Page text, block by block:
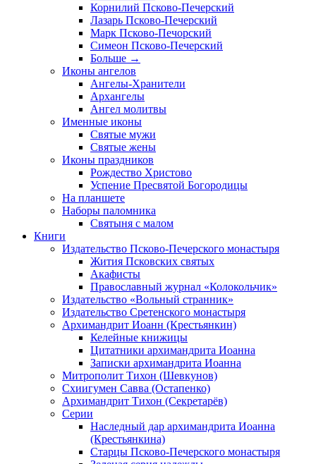
Корнилий Псково-Печерский
Лазарь Псково-Печерский
Марк Псково-Печорский
Симеон Псково-Печерский
Больше →
Иконы ангелов
Ангелы-Хранители
Архангелы
Ангел молитвы
Именные иконы
Святые мужи
Святые жены
Иконы праздников
Рождество Христово
Успение Пресвятой Богородицы
На планшете
Наборы паломника
Святыня с малом
Книги
Издательство Псково-Печерского монастыря
Жития Псковских святых
Акафисты
Православный журнал «Колокольчик»
Издательство «Вольный странник»
Издательство Сретенского монастыря
Архимандрит Иоанн (Крестьянкин)
Келейные книжицы
Цитатники архимандрита Иоанна
Записки архимандрита Иоанна
Митрополит Тихон (Шевкунов)
Схиигумен Савва (Остапенко)
Архимандрит Тихон (Секретарёв)
Серии
Наследный дар архимандрита Иоанна
(Крестьянкина)
Старцы Псково-Печерского монастыря